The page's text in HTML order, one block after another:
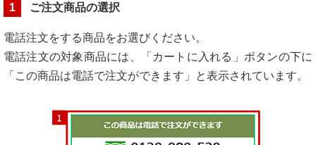
1 ご注文商品の選択
電話注文をする商品をお選びください。
電話注文の対象商品には、「カートに入れる」ボタンの下に
「この商品は電話で注文ができます」と表示されています。